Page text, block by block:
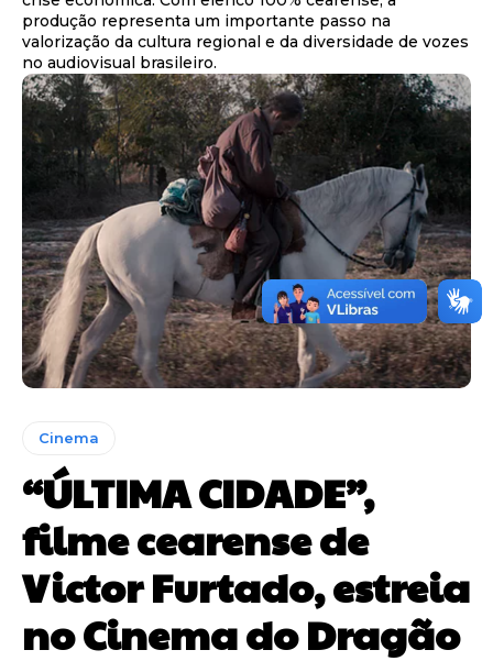
produção representa um importante passo na
valorização da cultura regional e da diversidade de vozes
no audiovisual brasileiro.
Cinema
“ÚLTIMA CIDADE”,
filme cearense de
Victor Furtado, estreia
no Cinema do Dragão